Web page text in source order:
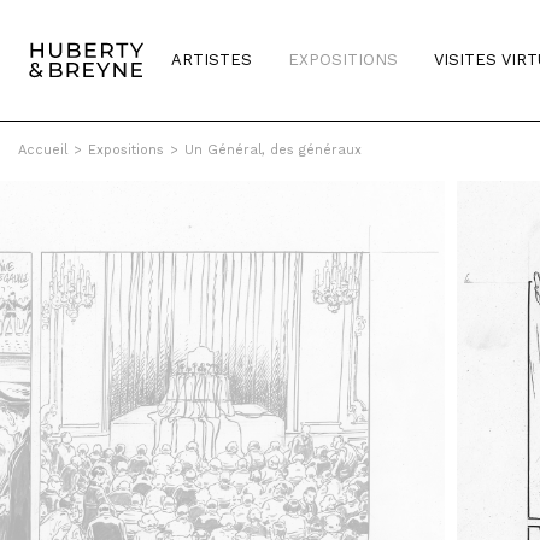
ARTISTES EXPOSITIONS VISITES
Accueil > Expositions > Un Général, des généraux